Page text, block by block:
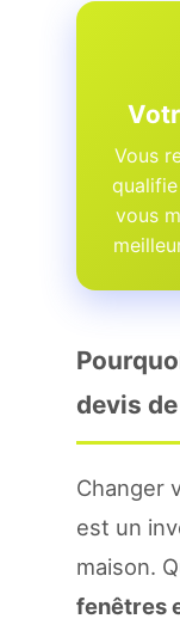
Vous
vous
devis
Changer
est un
maison.
fenêtres